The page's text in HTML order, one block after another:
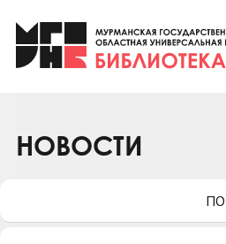
Клуб «Гиря и
Клуб «Семейный
Коллегам
НОВОСТИ